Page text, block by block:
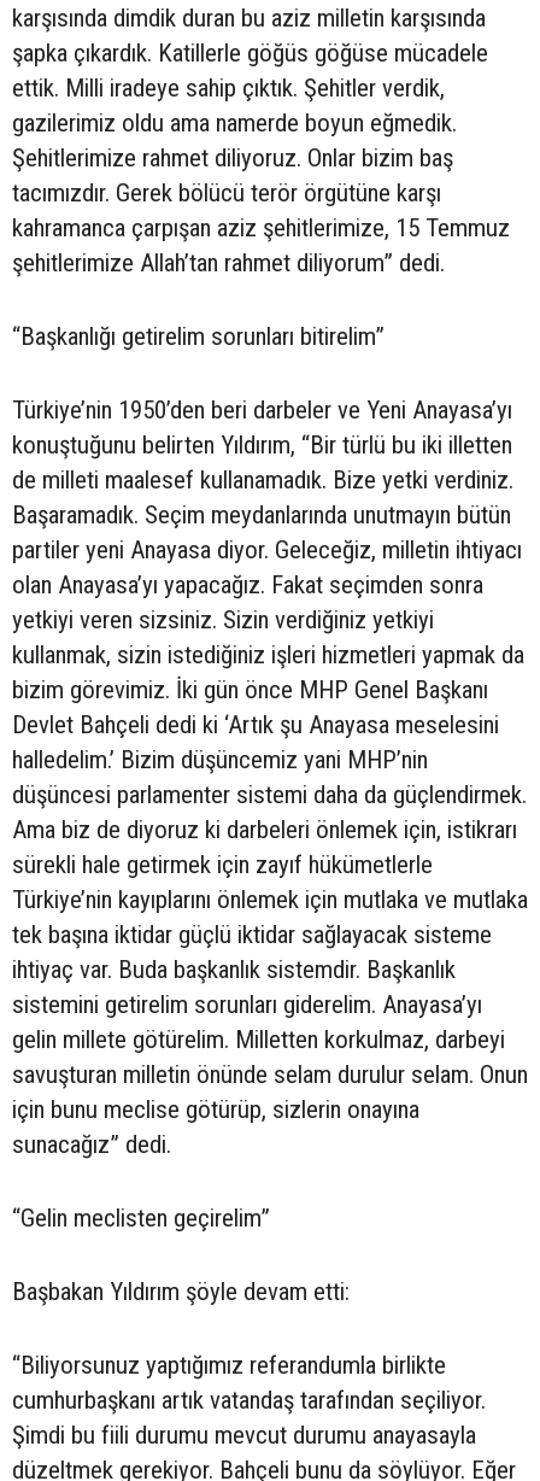
karşısında dimdik duran bu aziz milletin karşısında
şapka çıkardık. Katillerle göğüs göğüse mücadele
ettik. Milli iradeye sahip çıktık. Şehitler verdik,
gazilerimiz oldu ama namerde boyun eğmedik.
Şehitlerimize rahmet diliyoruz. Onlar bizim baş
tacımızdır. Gerek bölücü terör örgütüne karşı
kahramanca çarpışan aziz şehitlerimize, 15 Temmuz
şehitlerimize Allah’tan rahmet diliyorum” dedi.
“Başkanlığı getirelim sorunları bitirelim”
Türkiye’nin 1950’den beri darbeler ve Yeni Anayasa’yı
konuştuğunu belirten Yıldırım, “Bir türlü bu iki illetten
de milleti maalesef kullanamadık. Bize yetki verdiniz.
Başaramadık. Seçim meydanlarında unutmayın bütün
partiler yeni Anayasa diyor. Geleceğiz, milletin ihtiyacı
olan Anayasa’yı yapacağız. Fakat seçimden sonra
yetkiyi veren sizsiniz. Sizin verdiğiniz yetkiyi
kullanmak, sizin istediğiniz işleri hizmetleri yapmak da
bizim görevimiz. İki gün önce MHP Genel Başkanı
Devlet Bahçeli dedi ki ‘Artık şu Anayasa meselesini
halledelim.’ Bizim düşüncemiz yani MHP’nin
düşüncesi parlamenter sistemi daha da güçlendirmek.
Ama biz de diyoruz ki darbeleri önlemek için, istikrarı
sürekli hale getirmek için zayıf hükümetlerle
Türkiye’nin kayıplarını önlemek için mutlaka ve mutlaka
tek başına iktidar güçlü iktidar sağlayacak sisteme
ihtiyaç var. Buda başkanlık sistemdir. Başkanlık
sistemini getirelim sorunları giderelim. Anayasa’yı
gelin millete götürelim. Milletten korkulmaz, darbeyi
savuşturan milletin önünde selam durulur selam. Onun
için bunu meclise götürüp, sizlerin onayına
sunacağız” dedi.
“Gelin meclisten geçirelim”
Başbakan Yıldırım şöyle devam etti:
“Biliyorsunuz yaptığımız referandumla birlikte
cumhurbaşkanı artık vatandaş tarafından seçiliyor.
Şimdi bu fiili durumu mevcut durumu anayasayla
düzeltmek gerekiyor. Bahçeli bunu da söylüyor. Eğer